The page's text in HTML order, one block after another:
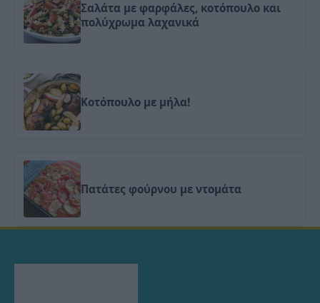
Σαλάτα με φαρφάλες, κοτόπουλο και
πολύχρωμα λαχανικά
Κοτόπουλο με μήλα!
Πατάτες φούρνου με ντομάτα